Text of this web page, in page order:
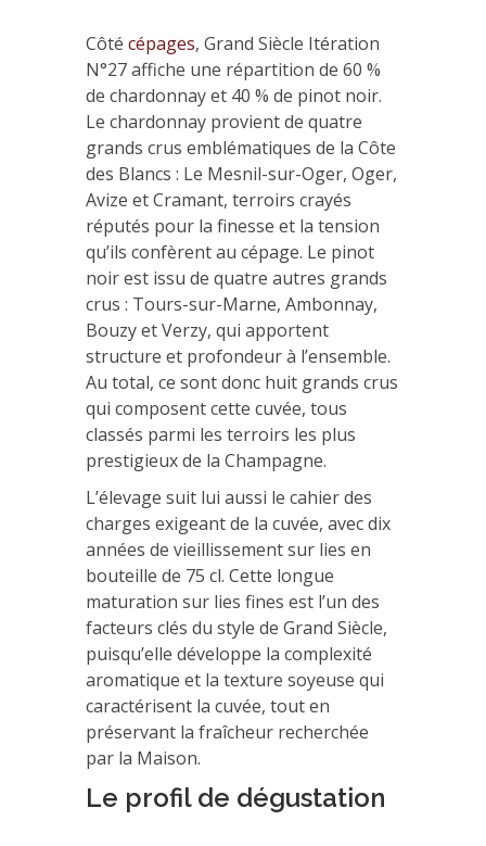
Côté cépages, Grand Siècle Itération
N°27 affiche une répartition de 60 %
de chardonnay et 40 % de pinot noir.
Le chardonnay provient de quatre
grands crus emblématiques de la Côte
des Blancs : Le Mesnil-sur-Oger, Oger,
Avize et Cramant, terroirs crayés
réputés pour la finesse et la tension
qu’ils confèrent au cépage. Le pinot
noir est issu de quatre autres grands
crus : Tours-sur-Marne, Ambonnay,
Bouzy et Verzy, qui apportent
structure et profondeur à l’ensemble.
Au total, ce sont donc huit grands crus
qui composent cette cuvée, tous
classés parmi les terroirs les plus
prestigieux de la Champagne.
L’élevage suit lui aussi le cahier des
charges exigeant de la cuvée, avec dix
années de vieillissement sur lies en
bouteille de 75 cl. Cette longue
maturation sur lies fines est l’un des
facteurs clés du style de Grand Siècle,
puisqu’elle développe la complexité
aromatique et la texture soyeuse qui
caractérisent la cuvée, tout en
préservant la fraîcheur recherchée
par la Maison.
Le profil de dégustation